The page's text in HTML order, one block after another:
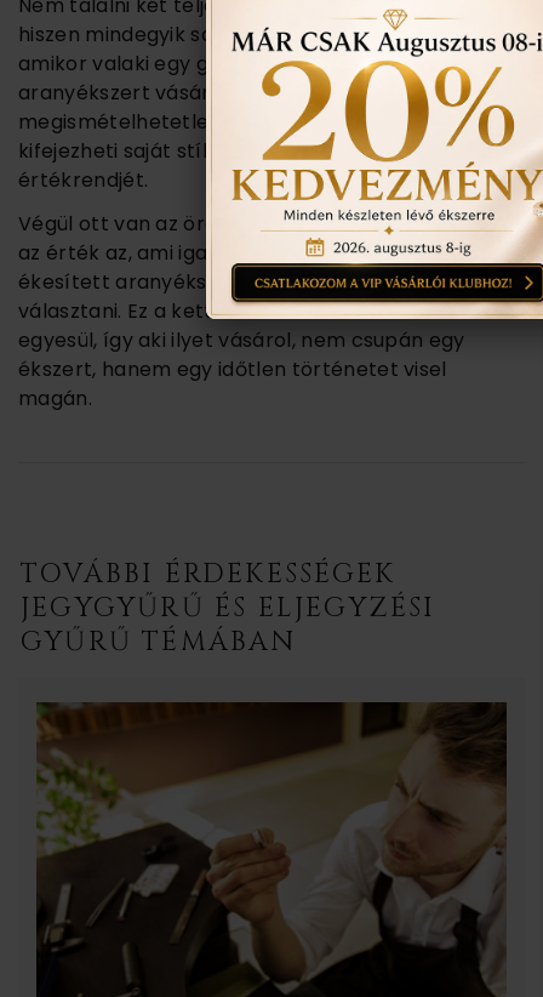
hiszen mindegyik saját karakterrel rendelkezik. Így
amikor valaki egy gyémánttal díszített
aranyékszert vásárol, az egyben egy különleges,
megismételhetetlen kincset is választ, amely
kifejezheti saját stílusát, egyéniségét és
értékrendjét.
Végül ott van az örök kérdés: vajon a szépség vagy
az érték az, ami igazán számít? Egy gyémántokkal
ékesített aranyékszer esetében nem kell
választani. Ez a kettő tökéletes harmóniában
egyesül, így aki ilyet vásárol, nem csupán egy
ékszert, hanem egy időtlen történetet visel
magán.
TOVÁBBI ÉRDEKESSÉGEK
JEGYGYŰRŰ ÉS ELJEGYZÉSI
GYŰRŰ TÉMÁBAN